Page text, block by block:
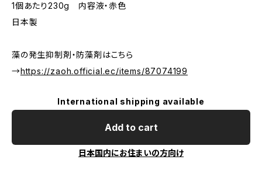
1個あたり230g 内容液・赤色
日本製
藻の発生抑制剤・防藻剤はこちら
→https://zaoh.official.ec/items/87074199
International shipping available
Add to cart
日本国内にお住まいの方向け